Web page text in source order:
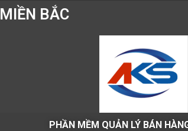
MIỀN BẮC
PHẦN MỀM QUẢN LÝ BÁN